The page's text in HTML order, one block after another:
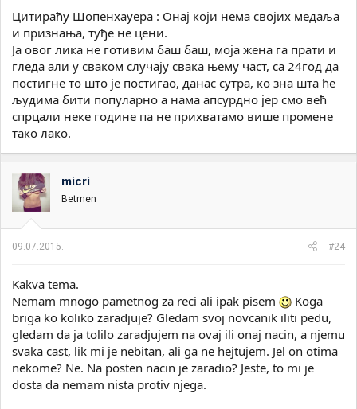
Цитираћу Шопенхауера : Онај који нема својих медаља
и признања, туђе не цени.
Ја овог лика не готивим баш баш, моја жена га прати и
гледа али у сваком случају свака њему част, са 24год да
постигне то што је постигао, данас сутра, ко зна шта ће
људима бити популарно а нама апсурдно јер смо већ
спрцали неке године па не прихватамо више промене
тако лако.
micri
Betmen
09.07.2015. #24
Kakva tema.
Nemam mnogo pametnog za reci ali ipak pisem
Koga
briga ko koliko zaradjuje? Gledam svoj novcanik iliti pedu,
gledam da ja tolilo zaradjujem na ovaj ili onaj nacin, a njemu
svaka cast, lik mi je nebitan, ali ga ne hejtujem. Jel on otima
nekome? Ne. Na posten nacin je zaradio? Jeste, to mi je
dosta da nemam nista protiv njega.